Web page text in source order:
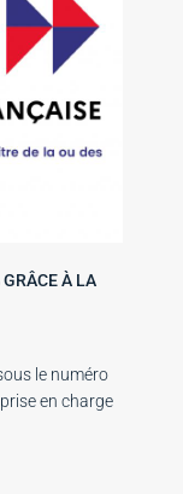
À LA
le numéro
en charge